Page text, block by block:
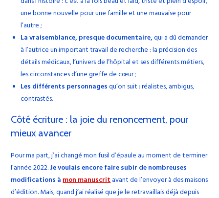
une bonne nouvelle pour une famille et une mauvaise pour
l’autre ;
La vraisemblance, presque documentaire, qui a dû demander
à l’autrice un important travail de recherche : la précision des
détails médicaux, l’univers de l’hôpital et ses différents métiers,
les circonstances d’une greffe de cœur ;
Les différents personnages qu’on suit : réalistes, ambigus,
contrastés.
Côté écriture : la joie du renoncement, pour
mieux avancer
Pour ma part, j’ai changé mon fusil d’épaule au moment de terminer
l’année 2022. Je voulais encore faire subir de nombreuses
modifications àmon manuscritavant de l’envoyer à des maisons
d’édition. Mais, quand j’ai réalisé que je le retravaillais déjà depuis